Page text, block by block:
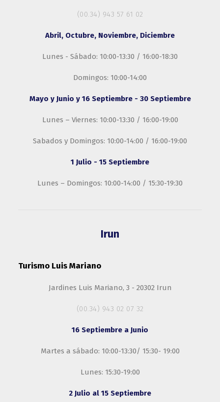
(00.34) 943 57 61 02
Abril, Octubre, Noviembre, Diciembre
Lunes - Sábado: 10:00-13:30 / 16:00-18:30
Domingos: 10:00-14:00
Mayo y Junio y 16 Septiembre - 30 Septiembre
Lunes – Viernes: 10:00-13:30 / 16:00-19:00
Sabados y Domingos: 10:00-14:00 / 16:00-19:00
1 Julio - 15 Septiembre
Lunes – Domingos: 10:00-14:00 / 15:30-19:30
Irun
Turismo Luis Mariano
Jardines Luis Mariano, 3 - 20302 Irun
(00.34) 943 02 07 32
16 Septiembre a Junio
Martes a sábado: 10:00-13:30/ 15:30- 19:00
Lunes: 15:30-19:00
2 Julio al 15 Septiembre